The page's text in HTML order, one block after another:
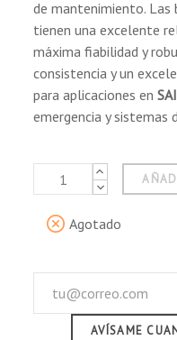
de mantenimiento. Las
tienen una excelente
máxima fiabilidad y
consistencia y un
para aplicaciones enSAI
emergencia y sistemas
Agotado
AVÍSAME
Herramientas
Sistemas de
Juguetes.